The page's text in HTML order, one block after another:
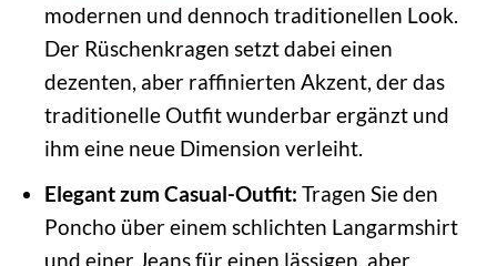
modernen und dennoch traditionellen Look.
Der Rüschenkragen setzt dabei einen
dezenten, aber raffinierten Akzent, der das
traditionelle Outfit wunderbar ergänzt und
ihm eine neue Dimension verleiht.
Elegant zum Casual-Outfit: Tragen Sie den
Poncho über einem schlichten Langarmshirt
und einer Jeans für einen lässigen, aber